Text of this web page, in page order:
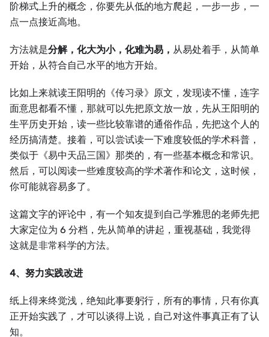
阶梯式上升的概念，你要先从低的地方爬起，一步一步，一
点一点接近高地。
方法就是分解，化大为小，化难为易， 从易处着手，从简单
开始，从符合自己水平的地方开始。
比如上来就读王阳明的《传习录》原文，发现读不懂，连字
面意思都看不懂，那就可以先把原文放一放，先从王阳明的
生平历史开始，读一些比较靠谱的通俗作品，先把这个人的
经历搞清楚。接着，可以尝试读一下难度较低的学术科普，
类似于《易中天品三国》那类的，有一些基本概念和常识。
然后，可以阅读一些难度较高的学术著作和论文，这时候，
你可能就容易多了。
这篇文字的评论中，有一个知友提到自己学雅思的老师先把
大家定位为 6 分档，先从简单的讲起，重视基础，我觉得
这就是非常科学的方法。
4、努力实践改进
纸上得来终觉浅，绝知此事要躬行，所有的事情，只有你真
正开始实践了，才可以谈得上说，自己对这件事真正有了认
知。